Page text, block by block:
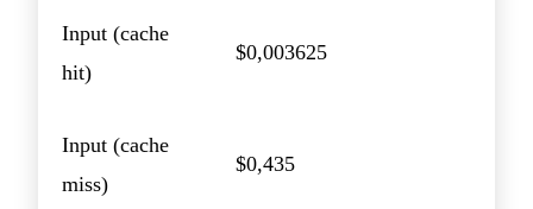
Input (cache
hit)
$0,003625
Input (cache
miss)
$0,435